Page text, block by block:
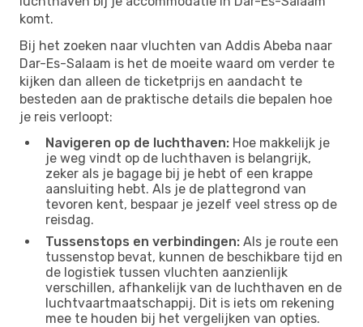
komt.
Bij het zoeken naar vluchten van Addis Abeba naar
Dar-Es-Salaam is het de moeite waard om verder te
kijken dan alleen de ticketprijs en aandacht te
besteden aan de praktische details die bepalen hoe
je reis verloopt:
Navigeren op de luchthaven: Hoe makkelijk je
je weg vindt op de luchthaven is belangrijk,
zeker als je bagage bij je hebt of een krappe
aansluiting hebt. Als je de plattegrond van
tevoren kent, bespaar je jezelf veel stress op de
reisdag.
Tussenstops en verbindingen: Als je route een
tussenstop bevat, kunnen de beschikbare tijd en
de logistiek tussen vluchten aanzienlijk
verschillen, afhankelijk van de luchthaven en de
luchtvaartmaatschappij. Dit is iets om rekening
mee te houden bij het vergelijken van opties.